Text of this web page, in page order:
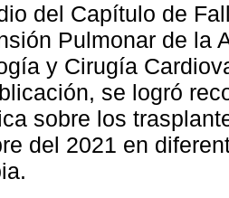
del Capítulo de
Pulmonar de la
y Cirugía
se logró
sobre los
del 2021 en